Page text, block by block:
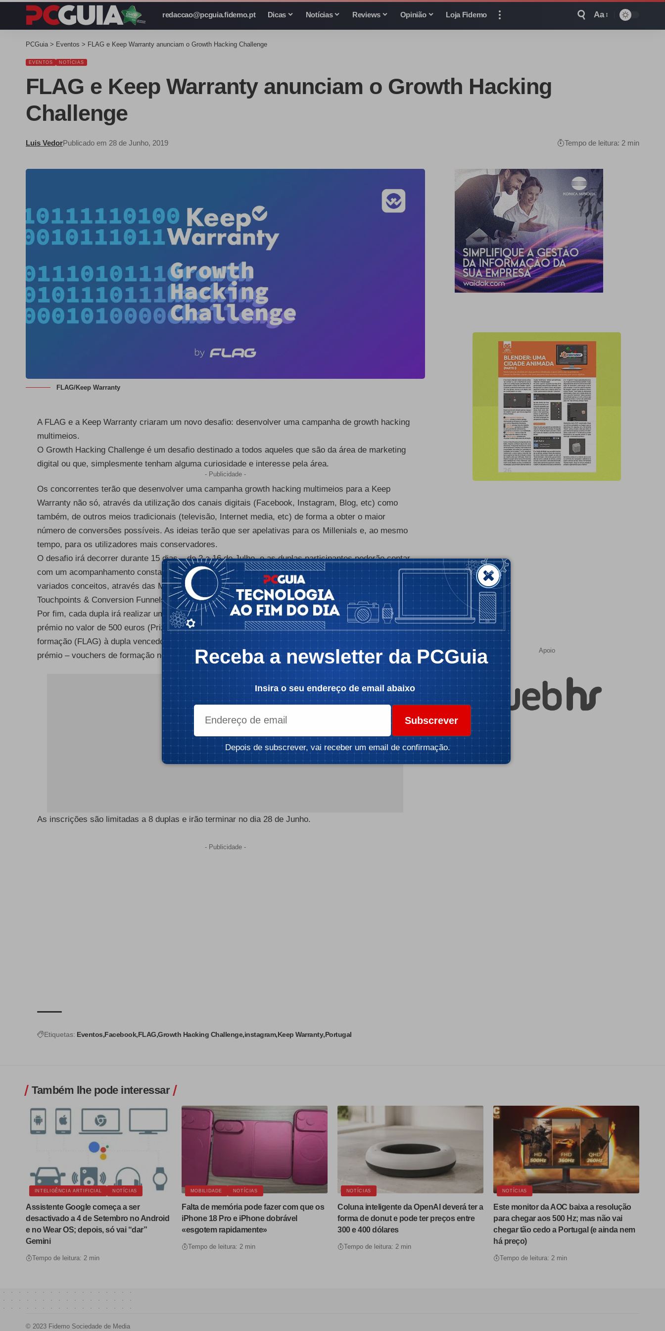
redaccao@pcguia.fidemo.pt Dicas Notícias Reviews Opinião Loja Fidemo Aa
PCGuia > Eventos > FLAG e Keep Warranty anunciam o Growth Hacking Challenge
EVENTOS NOTÍCIAS
FLAG e Keep Warranty anunciam o Growth Hacking
Challenge
Luis VedorPublicado em 28 de Junho, 2019 Tempo de leitura: 2 min
FLAG/Keep Warranty
A FLAG e a Keep Warranty criaram um novo desafio: desenvolver uma campanha de growth hacking
multimeios.
O Growth Hacking Challenge é um desafio destinado a todos aqueles que são da área de marketing
digital ou que, simplesmente tenham alguma curiosidade e interesse pela área.
- Publicidade -
Os concorrentes terão que desenvolver uma campanha growth hacking multimeios para a Keep
Warranty não só, através da utilização dos canais digitais (Facebook, Instagram, Blog, etc) como
também, de outros meios tradicionais (televisão, Internet media, etc) de forma a obter o maior
número de conversões possíveis. As ideias terão que ser apelativas para os Millenials e, ao mesmo
tempo, para os utilizadores mais conservadores.
O desafio irá decorrer durante 15 dias – de 2 a 16 de Julho, e as duplas participantes poderão contar
com um acompanhamento constante e ainda com uma oportunidade de desenvolver e aprender
variados conceitos, através das Masterclasses que a FLAG apresenta neste mesmo âmbito: Digital
Touchpoints & Conversion Funnels, Masterclass “Pitching Ideas”.
Por fim, cada dupla irá realizar um “pitch” das suas próprias ideias sendo que, irá ser entregue um
prémio no valor de 500 euros (Prize Money Keep Warranty) e um voucher no valor de 1500 euros de
formação (FLAG) à dupla vencedora. Os restantes participantes irão de igual forma, receber um
prémio – vouchers de formação no valor de 100 euros.
- Publicidade -
As inscrições são limitadas a 8 duplas e irão terminar no dia 28 de Junho.
- Publicidade -
Etiquetas: Eventos Facebook FLAG Growth Hacking Challenge instagram Keep Warranty Portugal
Apoio
Também lhe pode interessar
INTELIGÊNCIA ARTIFICIAL NOTÍCIAS
Assistente Google começa a ser
desactivado a 4 de Setembro no Android
e no Wear OS; depois, só vai “dar”
Gemini
Tempo de leitura: 2 min
MOBILIDADE NOTÍCIAS
Falta de memória pode fazer com que os
iPhone 18 Pro e iPhone dobrável
«esgotem rapidamente»
Tempo de leitura: 2 min
NOTÍCIAS
Coluna inteligente da OpenAI deverá ter a
forma de donut e pode ter preços entre
300 e 400 dólares
Tempo de leitura: 2 min
NOTÍCIAS
Este monitor da AOC baixa a resolução
para chegar aos 500 Hz; mas não vai
chegar tão cedo a Portugal (e ainda nem
há preço)
Tempo de leitura: 2 min
© 2023 Fidemo Sociedade de Media
Receba a newsletter da PCGuia
Insira o seu endereço de email abaixo
Subscrever
Depois de subscrever, vai receber um email de confirmação.